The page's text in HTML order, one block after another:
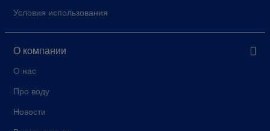
Условия использования
О компании
О нас
Про воду
Новости